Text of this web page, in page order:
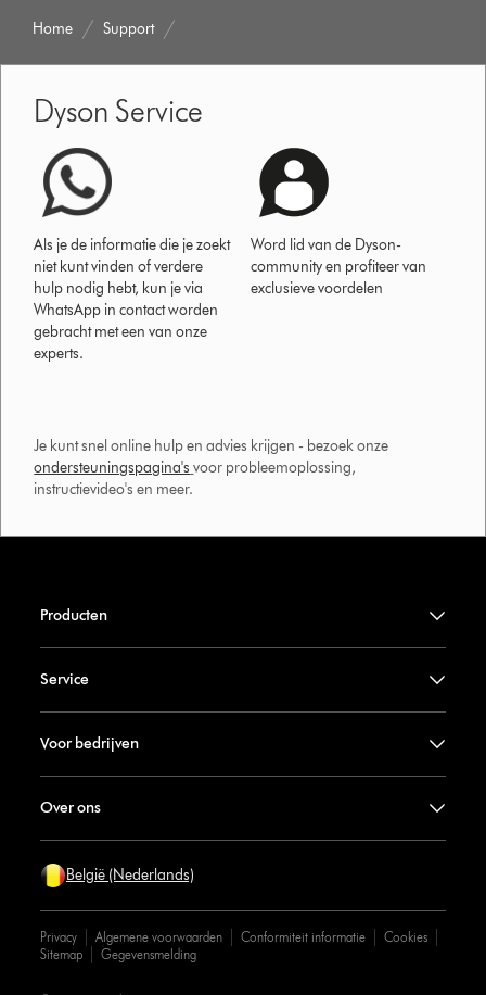
Home Support
Dyson Service
Als je de informatie die je zoekt
niet kunt vinden of verdere
hulp nodig hebt, kun je via
WhatsApp in contact worden
gebracht met een van onze
experts.
Word lid van de Dyson-
community en profiteer van
exclusieve voordelen
Je kunt snel online hulp en advies krijgen - bezoek onze
ondersteuningspagina's voor probleemoplossing,
instructievideo's en meer.
Producten
Service
Voor bedrijven
Over ons
België (Nederlands)
Privacy Algemene voorwaarden Conformiteit informatie
Cookies
Sitemap
Gegevensmelding